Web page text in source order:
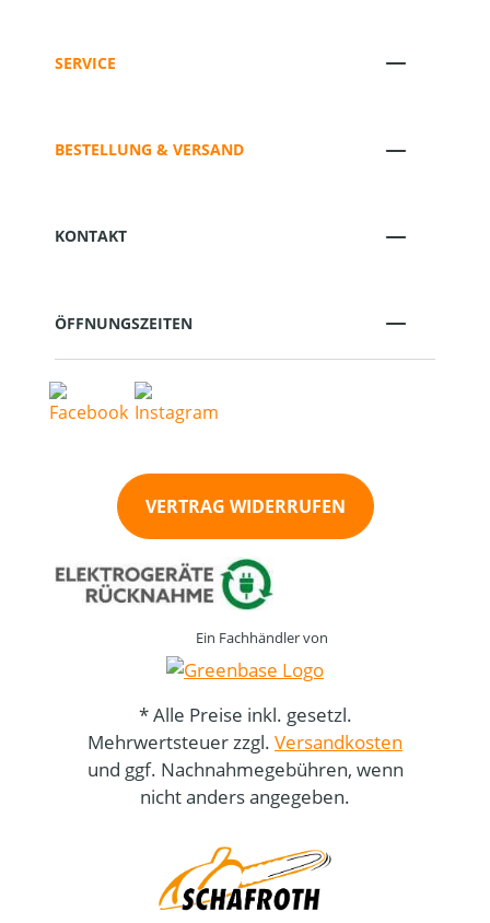
SERVICE
BESTELLUNG & VERSAND
KONTAKT
ÖFFNUNGSZEITEN
VERTRAG WIDERRUFEN
Ein Fachhändler von
* Alle Preise inkl. gesetzl.
Mehrwertsteuer zzgl. Versandkosten
und ggf. Nachnahmegebühren, wenn
nicht anders angegeben.